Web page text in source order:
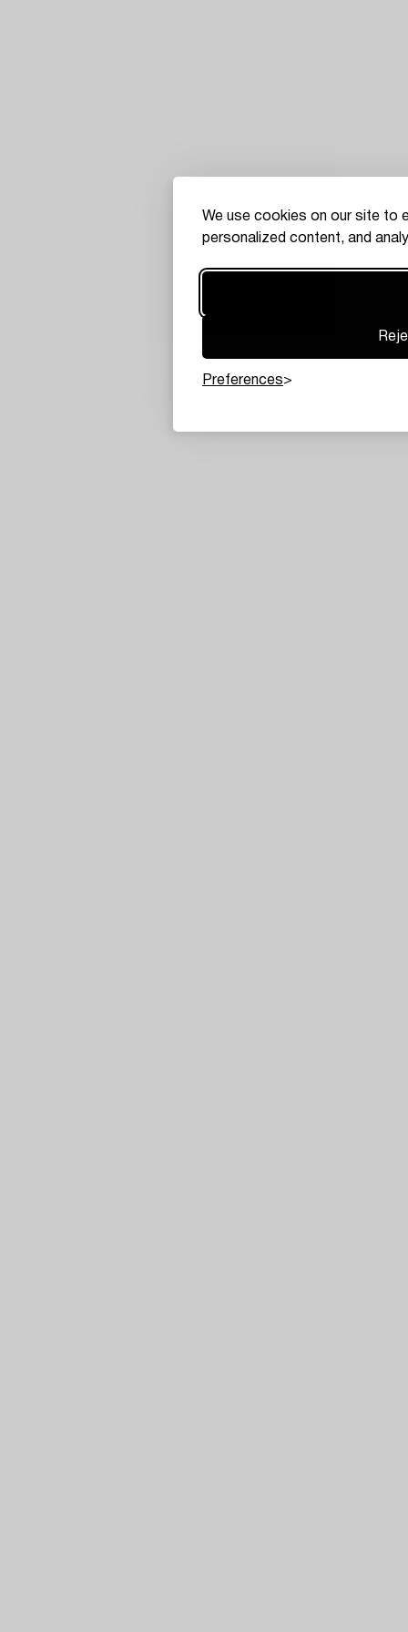
We use cookies on our site to
personalized content, and
Preferences